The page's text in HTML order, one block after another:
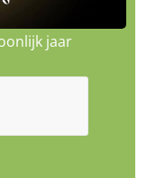
jaar